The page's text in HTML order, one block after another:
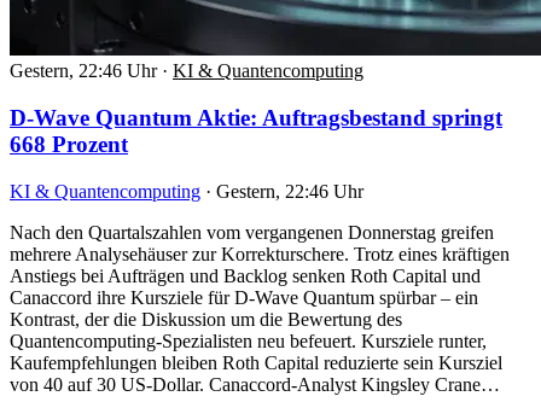
Gestern, 22:46 Uhr · KI & Quantencomputing
D-Wave Quantum Aktie: Auftragsbestand springt
668 Prozent
KI & Quantencomputing · Gestern, 22:46 Uhr
Nach den Quartalszahlen vom vergangenen Donnerstag greifen
mehrere Analysehäuser zur Korrekturschere. Trotz eines kräftigen
Anstiegs bei Aufträgen und Backlog senken Roth Capital und
Canaccord ihre Kursziele für D-Wave Quantum spürbar – ein
Kontrast, der die Diskussion um die Bewertung des
Quantencomputing-Spezialisten neu befeuert. Kursziele runter,
Kaufempfehlungen bleiben Roth Capital reduzierte sein Kursziel
von 40 auf 30 US-Dollar. Canaccord-Analyst Kingsley Crane…